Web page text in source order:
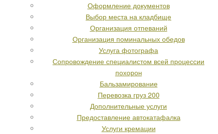
Оформление документов
Выбор места на кладбище
Организация отпеваний
Организация поминальных обедов
Услуга фотографа
Сопровождение специалистом всей процессии
похорон
Бальзамирование
Перевозка груз 200
Дополнительные услуги
Предоставление автокатафалка
Услуги кремации